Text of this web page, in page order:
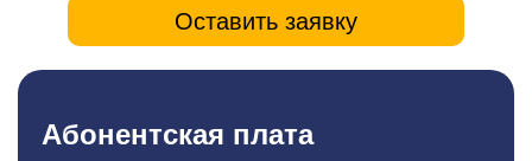
Оставить заявку
Абонентская плата